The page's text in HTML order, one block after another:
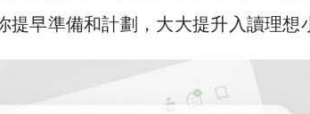
提早準備和計劃，大大提升入讀理想